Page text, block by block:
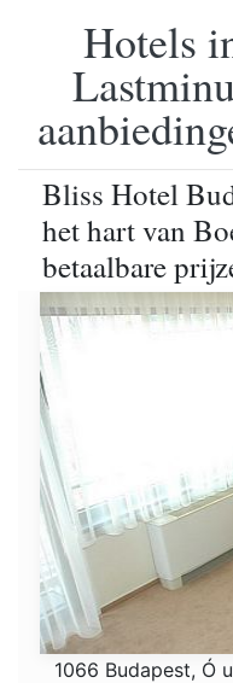
Hotels
Bliss Hotel
het hart van
betaalbare
1066 Budapest, Ó